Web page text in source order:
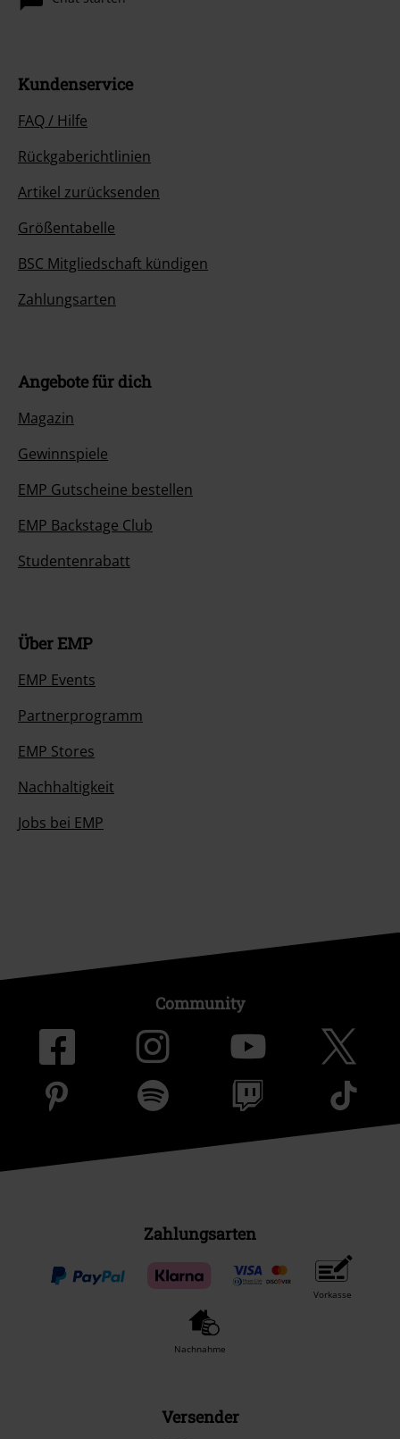
Kundenservice
FAQ / Hilfe
Rückgaberichtlinien
Artikel zurücksenden
Größentabelle
BSC Mitgliedschaft kündigen
Zahlungsarten
Angebote für dich
Magazin
Gewinnspiele
EMP Gutscheine bestellen
EMP Backstage Club
Studentenrabatt
Über EMP
EMP Events
Partnerprogramm
EMP Stores
Nachhaltigkeit
Jobs bei EMP
Community
Zahlungsarten
Vorkasse
Nachnahme
Versender